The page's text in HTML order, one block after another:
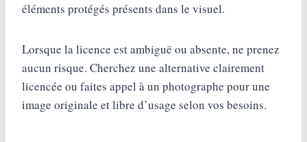
éléments protégés présents dans le visuel.
Lorsque la licence est ambiguë ou absente, ne prenez
aucun risque. Cherchez une alternative clairement
licencée ou faites appel à un photographe pour une
image originale et libre d’usage selon vos besoins.